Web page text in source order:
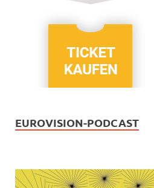
EUROVISION-PODCAST